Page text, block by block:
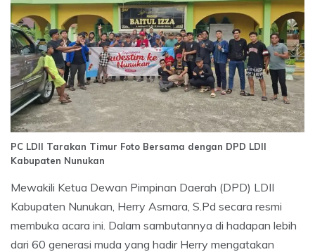
PC LDII Tarakan Timur Foto Bersama dengan DPD LDII
Kabupaten Nunukan
Mewakili Ketua Dewan Pimpinan Daerah (DPD) LDII
Kabupaten Nunukan, Herry Asmara, S.Pd secara resmi
membuka acara ini. Dalam sambutannya di hadapan lebih
dari 60 generasi muda yang hadir Herry mengatakan